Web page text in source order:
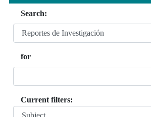
Search:
for
Current filters: